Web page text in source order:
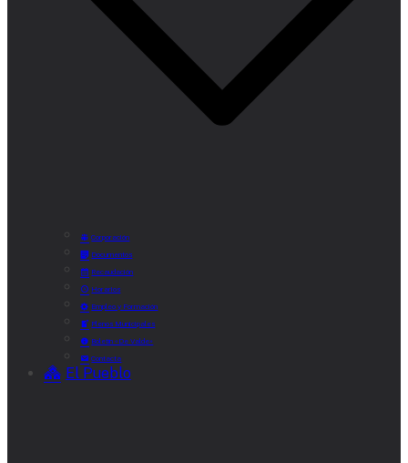
Corporación
Documentos
Recaudación
Horarios
Empleo y Formación
Plenos Municipales
Boletín «De Valde»
Contacta
El Pueblo